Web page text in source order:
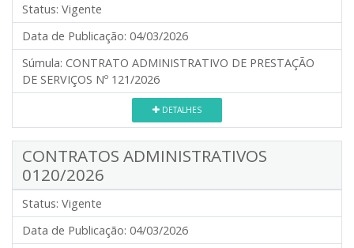
Status: Vigente
Data de Publicação: 04/03/2026
Súmula: CONTRATO ADMINISTRATIVO DE PRESTAÇÃO
DE SERVIÇOS Nº 121/2026
DETALHES
CONTRATOS ADMINISTRATIVOS
0120/2026
Status: Vigente
Data de Publicação: 04/03/2026